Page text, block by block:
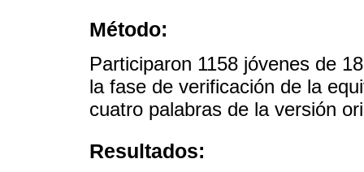
Método:
Participaron 1158 jóvenes de
la fase de verificación de la
cuatro palabras de la versión
Resultados: